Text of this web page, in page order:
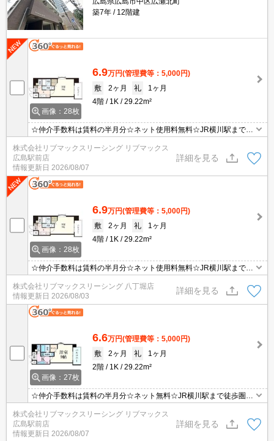
築7年
12階建
画像：28枚
6.9万円(管理費等：5,000円)
敷
2ヶ月 礼
1ヶ月
4階
1K 29.22m²
☆仲介手数料は賃料の半月分☆ネット使用料無料☆JR横川駅まで徒
が干せる浴室乾燥機付き☆都市ガスで経済的♪近くにスーパーやコン
ビニがありますのでお買い物らくらく♪
株式会社リブマックスリーシング リブマックス
広島駅前店
情報更新日 2026/08/07
詳細を見る
画像：28枚
6.9万円(管理費等：5,000円)
敷
2ヶ月 礼
1ヶ月
4階
1K 29.22m²
☆仲介手数料は賃料の半月分☆ネット使用料無料☆JR横川駅まで徒
歩圏内の好立地☆不在時にも安心の宅配BOXあり☆雨の日も洗濯物
が干せる浴室乾燥機付き☆都市ガスで経済的♪近くにスーパーやコン
ビニがありますのでお買い物らくらく♪
株式会社リブマックスリーシング 八丁堀店
情報更新日 2026/08/03
詳細を見る
画像：27枚
6.6万円(管理費等：5,000円)
敷
2ヶ月 礼
1ヶ月
2階
1K 29.22m²
☆仲介手数料は賃料の半月分☆ネット無料☆JR横川駅まで徒歩圏内
の好立地☆2口コンロのシステムキッチン☆浴室乾燥機やウォーク
インクローゼットなど人気の室内設備充実☆モニタ付オートロック
完備でセキュリティーは安心☆彡
株式会社リブマックスリーシング リブマックス
広島駅前店
情報更新日 2026/08/07
詳細を見る